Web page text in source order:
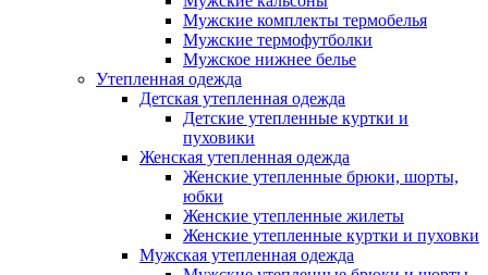
Мужские комплекты термобелья
Мужские термофутболки
Мужское нижнее белье
Утепленная одежда
Детская утепленная одежда
Детские утепленные куртки и
пуховики
Женская утепленная одежда
Женские утепленные брюки, шорты,
юбки
Женские утепленные жилеты
Женские утепленные куртки и пуховки
Мужская утепленная одежда